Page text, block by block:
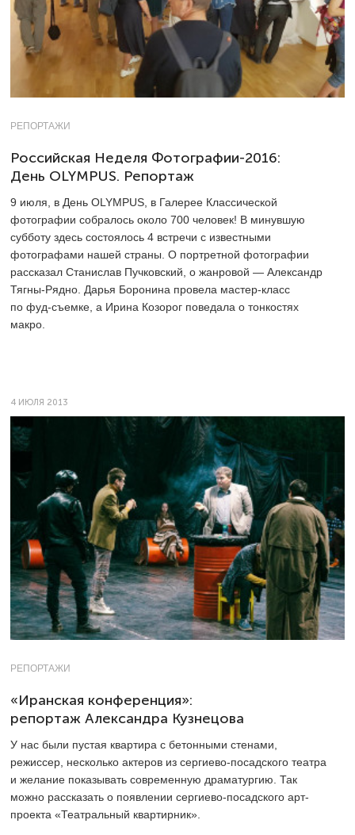
РЕПОРТАЖИ
Российская Неделя Фотографии-2016:
День OLYMPUS. Репортаж
9 июля, в День OLYMPUS, в Галерее Классической
фотографии собралось около 700 человек! В минувшую
субботу здесь состоялось 4 встречи с известными
фотографами нашей страны. О портретной фотографии
рассказал Станислав Пучковский, о жанровой — Александр
Тягны-Рядно. Дарья Боронина провела мастер-класс
по фуд-съемке, а Ирина Козорог поведала о тонкостях
макро.
4 ИЮЛЯ 2013
РЕПОРТАЖИ
«Иранская конференция»:
репортаж Александра Кузнецова
У нас были пустая квартира с бетонными стенами,
режиссер, несколько актеров из сергиево-посадского театра
и желание показывать современную драматургию. Так
можно рассказать о появлении сергиево-посадского арт-
проекта «Театральный квартирник».